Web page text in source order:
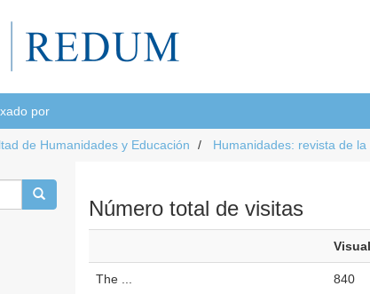
por
de Humanidades y Educación Humanidades: revista de
Número total de visitas
The ... 840